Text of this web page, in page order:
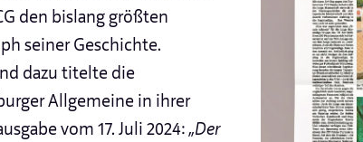
den bislang größten
seiner Geschichte.
dazu titelte die
Allgemeine in ihrer
vom 17. Juli 2024:„Der